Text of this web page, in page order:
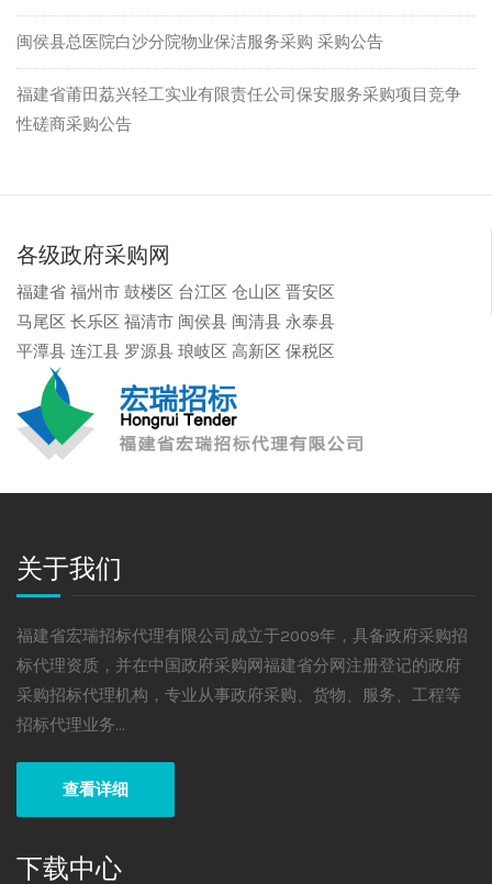
闽侯县总医院白沙分院物业保洁服务采购 采购公告
福建省莆田荔兴轻工实业有限责任公司保安服务采购项目竞争
性磋商采购公告
各级政府采购网
福建省 福州市 鼓楼区 台江区 仓山区 晋安区
马尾区 长乐区 福清市 闽侯县 闽清县 永泰县
平潭县 连江县 罗源县 琅岐区 高新区 保税区
关于我们
福建省宏瑞招标代理有限公司成立于2009年，具备政府采购招
标代理资质，并在中国政府采购网福建省分网注册登记的政府
采购招标代理机构，专业从事政府采购、货物、服务、工程等
招标代理业务...
查看详细
下载中心